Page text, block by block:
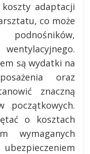
adaptacji
co może
są wydatki na
oraz
znaczną
początkowych.
o kosztach
wymaganych